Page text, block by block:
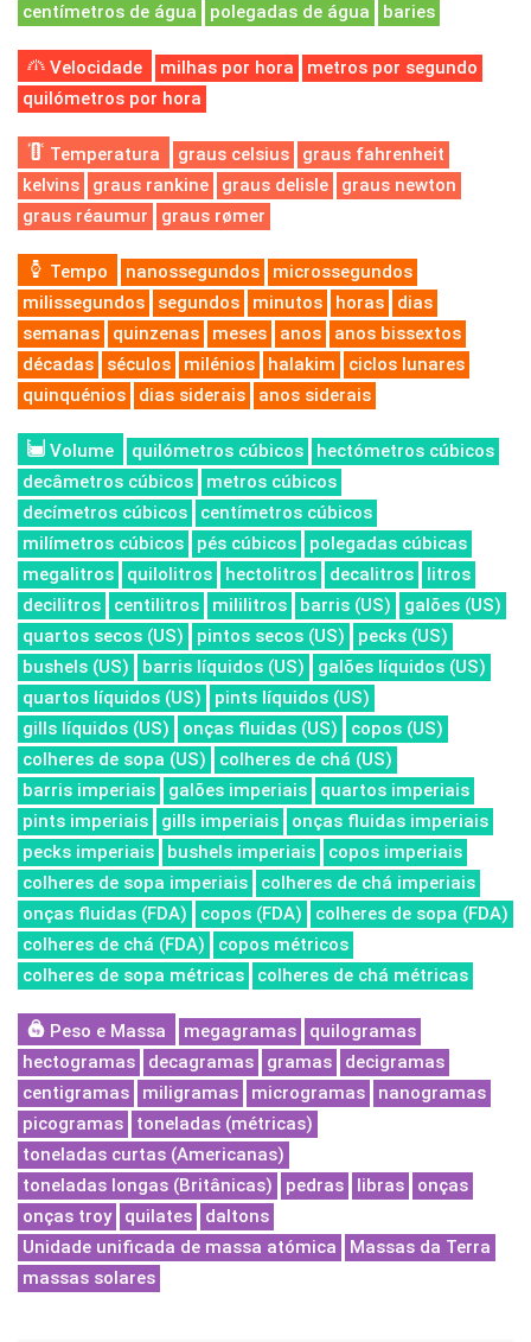
centímetros de água
polegadas de água baries
Velocidade milhas por hora
metros por segundo
quilómetros por hora
Temperatura graus celsius
graus fahrenheit
kelvins
graus rankine graus delisle
graus newton
graus réaumur
graus rømer
Tempo nanossegundos
microssegundos
milissegundos
segundos minutos horas
dias
semanas
quinzenas meses anos
anos bissextos
décadas
séculos milénios halakim
ciclos lunares
quinquénios
dias siderais anos siderais
Volume quilómetros cúbicos
hectómetros cúbicos
decâmetros cúbicos
metros cúbicos
decímetros cúbicos
centímetros cúbicos
milímetros cúbicos
pés cúbicos
polegadas cúbicas
megalitros
quilolitros hectolitros decalitros
litros
decilitros
centilitros mililitros barris (US)
galões (US)
quartos secos (US)
pintos secos (US)
pecks (US)
bushels (US)
barris líquidos (US)
galões líquidos (US)
quartos líquidos (US)
pints líquidos (US)
gills líquidos (US)
onças fluidas (US)
copos (US)
colheres de sopa (US)
colheres de chá (US)
barris imperiais
galões imperiais
quartos imperiais
pints imperiais
gills imperiais
onças fluidas imperiais
pecks imperiais
bushels imperiais
copos imperiais
colheres de sopa imperiais
colheres de chá imperiais
onças fluidas (FDA)
copos (FDA)
colheres de sopa (FDA)
colheres de chá (FDA)
copos métricos
colheres de sopa métricas
colheres de chá métricas
Peso e Massa megagramas
quilogramas
hectogramas
decagramas gramas
decigramas
centigramas
miligramas microgramas
nanogramas
picogramas
toneladas (métricas)
toneladas curtas (Americanas)
toneladas longas (Britânicas)
pedras libras
onças
onças troy
quilates
daltons
Unidade unificada de massa atómica
Massas da Terra
massas solares